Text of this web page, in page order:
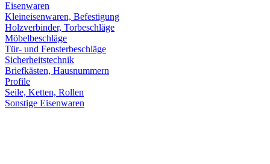
Eisenwaren
Kleineisenwaren, Befestigung
Holzverbinder, Torbeschläge
Möbelbeschläge
Tür- und Fensterbeschläge
Sicherheitstechnik
Briefkästen, Hausnummern
Profile
Seile, Ketten, Rollen
Sonstige Eisenwaren